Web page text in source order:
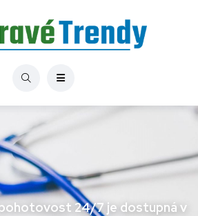
24/7 je dostupná v